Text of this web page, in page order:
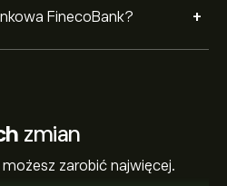
FinecoBank? +
zmian
zarobić najwięcej.